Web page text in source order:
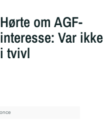
Hørte om AGF-
interesse: Var ikke
i tvivl